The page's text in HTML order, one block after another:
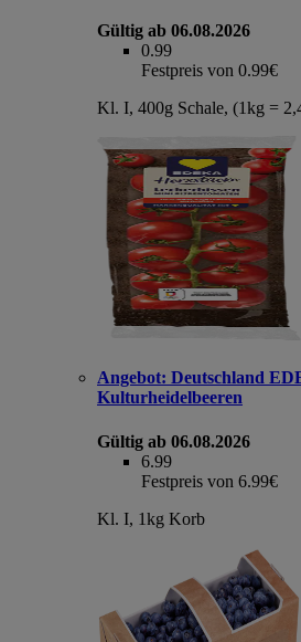
Gültig ab 06.08.2026
0.99
Festpreis von 0.99€
Kl. I, 400g Schale, (1kg =
Angebot: Deutschland
Kulturheidelbeeren
Gültig ab 06.08.2026
6.99
Festpreis von 6.99€
Kl. I, 1kg Korb